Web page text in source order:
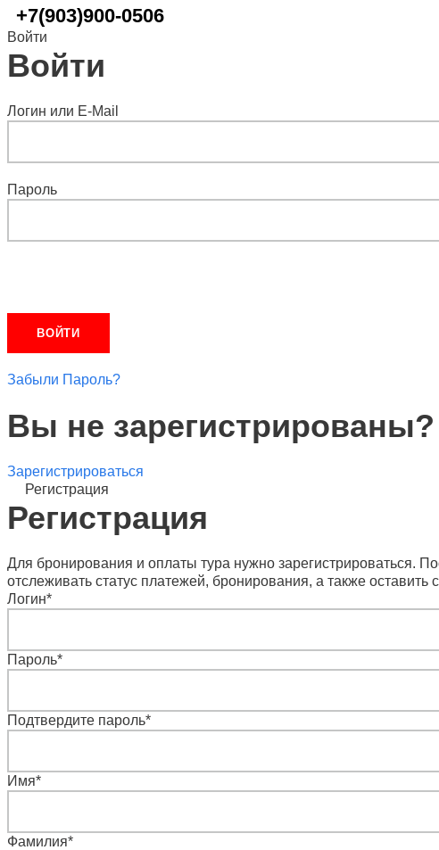
+7(903)900-0506
Войти
Войти
Логин или E-Mail
Пароль
Забыли Пароль?
Вы не зарегистрированы?
Зарегистрироваться
Регистрация
Регистрация
Для бронирования и оплаты тура нужно зарегистрироваться.
отслеживать статус платежей, бронирования, а также
Логин*
Пароль*
Подтвердите пароль*
Имя*
Фамилия*